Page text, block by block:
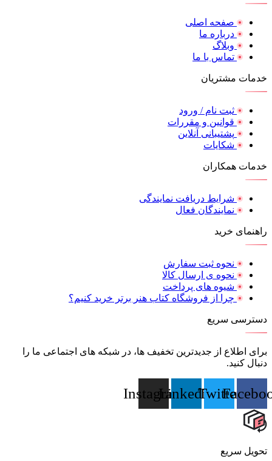
صفحه اصلی
درباره ما
وبلاگ
تماس با ما
خدمات مشتریان
ثبت نام / ورود
قوانین و مقررات
پشتیبانی آنلاین
شکایات
خدمات همکاران
شرایط دریافت نمایندگی
نمایندگان فعال
راهنمای خرید
نحوه ثبت سفارش
نحوه ی ارسال کالا
شیوه های پرداخت
چرا از فروشگاه کتاب هنر برتر خرید کنیم؟
دسترسی سریع
برای اطلاع از جدیدترین تخفیف ها، در شبکه های اجتماعی ما را
دنبال کنید.
Twitter
Linkedin
Instagram
تحویل سریع